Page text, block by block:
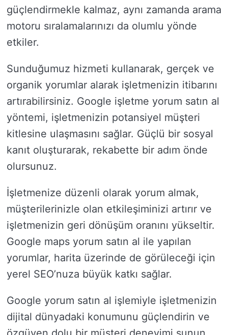
güçlendirmekle kalmaz, aynı zamanda arama
motoru sıralamalarınızı da olumlu yönde
etkiler.
Sunduğumuz hizmeti kullanarak, gerçek ve
organik yorumlar alarak işletmenizin itibarını
artırabilirsiniz. Google işletme yorum satın al
yöntemi, işletmenizin potansiyel müşteri
kitlesine ulaşmasını sağlar. Güçlü bir sosyal
kanıt oluşturarak, rekabette bir adım önde
olursunuz.
İşletmenize düzenli olarak yorum almak,
müşterilerinizle olan etkileşiminizi artırır ve
işletmenizin geri dönüşüm oranını yükseltir.
Google maps yorum satın al ile yapılan
yorumlar, harita üzerinde de görüleceği için
yerel SEO’nuza büyük katkı sağlar.
Google yorum satın al işlemiyle işletmenizin
dijital dünyadaki konumunu güçlendirin ve